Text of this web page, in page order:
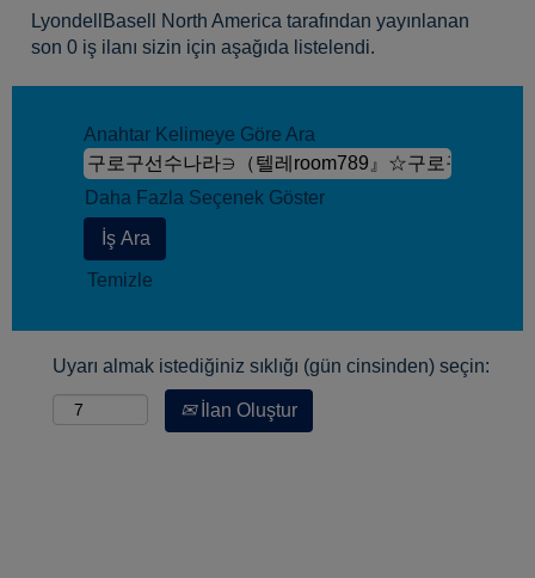
LyondellBasell North America tarafından yayınlanan
son 0 iş ilanı sizin için aşağıda listelendi.
Anahtar Kelimeye Göre Ara
Daha Fazla Seçenek Göster
Temizle
Uyarı almak istediğiniz sıklığı (gün cinsinden) seçin:
İlan Oluştur